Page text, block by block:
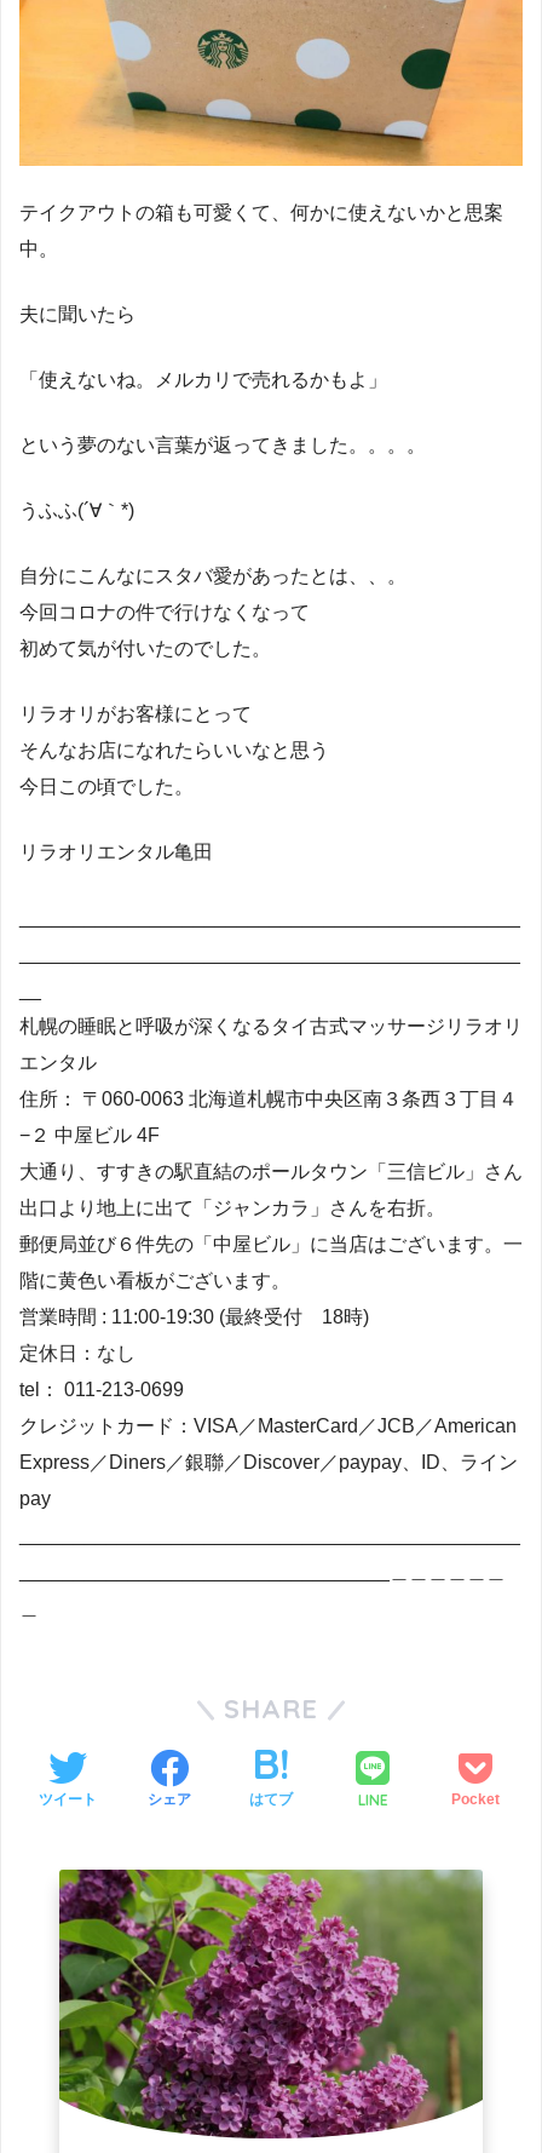
テイクアウトの箱も可愛くて、何かに使えないかと思案
中。
夫に聞いたら
「使えないね。メルカリで売れるかもよ」
という夢のない言葉が返ってきました。。。。
うふふ(´∀｀*)
自分にこんなにスタバ愛があったとは、、。
今回コロナの件で行けなくなって
初めて気が付いたのでした。
リラオリがお客様にとって
そんなお店になれたらいいなと思う
今日この頃でした。
リラオリエンタル亀田
札幌の睡眠と呼吸が深くなるタイ古式マッサージリラオリ
エンタル
住所： 〒060-0063 北海道札幌市中央区南３条西３丁目４
−２ 中屋ビル 4F
大通り、すすきの駅直結のポールタウン「三信ビル」さん
出口より地上に出て「ジャンカラ」さんを右折。
郵便局並び６件先の「中屋ビル」に当店はございます。一
階に黄色い看板がございます。
営業時間 : 11:00-19:30 (最終受付 18時)
定休日：なし
tel： 011-213-0699
クレジットカード：VISA／MasterCard／JCB／American
Express／Diners／銀聯／Discover／paypay、ID、ライン
pay
SHARE
ツイート シェア はてブ LINE Pocket